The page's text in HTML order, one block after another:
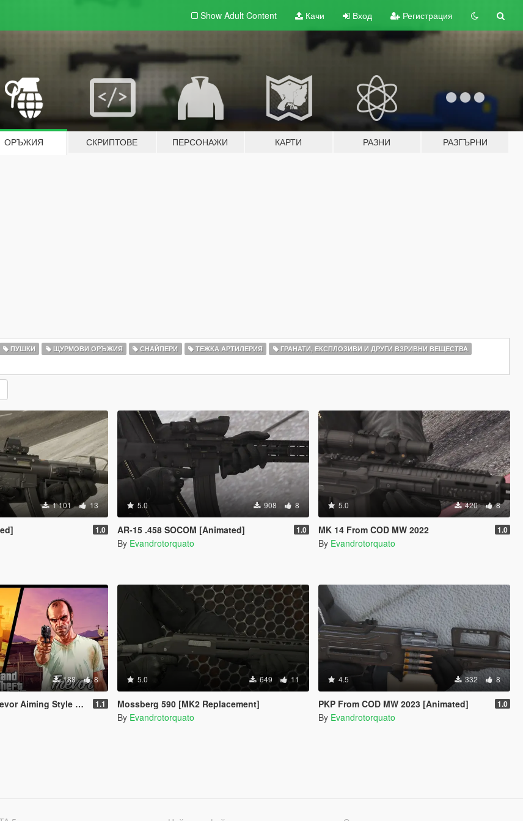
Show Adult Content Качи Вход Регистрация
ОРЪЖИЯ СКРИПТОВЕ ПЕРСОНАЖИ КАРТИ РАЗНИ РАЗГЪРНИ
ПУШКИ ЩУРМОВИ ОРЪЖИЯ СНАЙПЕРИ ТЕЖКА АРТИЛЕРИЯ
ГРАНАТИ, ЕКСПЛОЗИВИ И ДРУГИ ВЗРИВНИ ВЕЩЕСТВА
1 101 13
1.0
5.0 908 8
AR-15 .458 SOCOM [Animated] 1.0
By Evandrotorquato
5.0 420 8
MK 14 From COD MW 2022 1.0
By Evandrotorquato
188 8
Style [Lore Friendly] 1.1
5.0 649 11
Mossberg 590 [MK2 Replacement]
By Evandrotorquato
4.5 332 8
PKP From COD MW 2023 [Animated] 1.0
By Evandrotorquato